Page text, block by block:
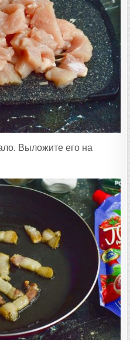
Выложите его на